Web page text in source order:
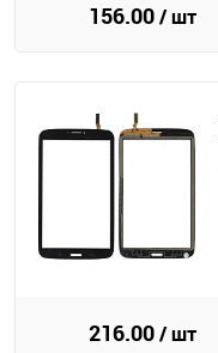
156.00/ шт
216.00/ шт